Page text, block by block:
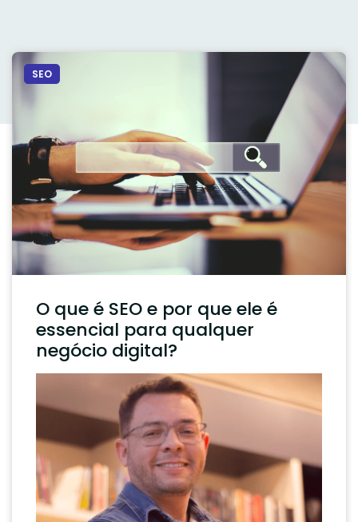
SEO
O que é SEO e por que ele é
essencial para qualquer
negócio digital?